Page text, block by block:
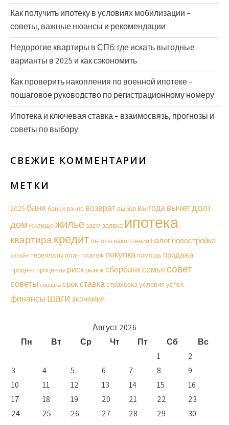
Как получить ипотеку в условиях мобилизации –
советы, важные нюансы и рекомендации
Недорогие квартиры в СПб: где искать выгодные
варианты в 2025 и как сэкономить
Как проверить накопления по военной ипотеке –
пошаговое руководство по регистрационному номеру
Ипотека и ключевая ставка – взаимосвязь, прогнозы и
советы по выбору
СВЕЖИЕ КОММЕНТАРИИ
МЕТКИ
2025 банкбанки взнос возврат выбор выгодавычетдолг
домжилищежильезаем заявка ипотека
квартиракредитльготы накопления налог новостройка
онлайн переплаты план платеж покупка помощь продажа
процент проценты рискрыноксбербанксемьясовет
советы справка срокставкастраховкаусловияуспех
финансы шаги экономия
Август 2026
Пн
Вт Ср Чт Пт Сб
Вс
1
2
3
4 5 6 7 8
9
10
11 12 13 14 15
16
17
18 19 20 21 22
23
24
25 26 27 28 29
30